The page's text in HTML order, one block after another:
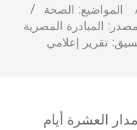
المواضيع: الصحة
مصدر: المبادرة المصرية
تقرير إعلامي
العشرة أيام